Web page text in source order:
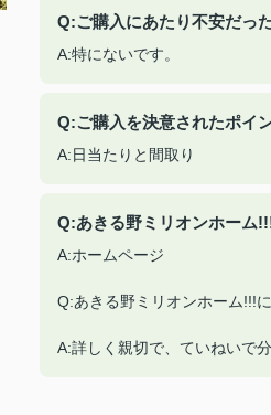
Q:ご購入にあたり不安だっ
A:特にないです。
Q:ご購入を決意されたポイ
A:日当たりと間取り
Q:あきる野ミリオンホーム
A:ホームページ
Q:あきる野ミリオンホーム!!!
A:詳しく親切で、ていねいで